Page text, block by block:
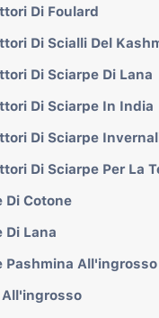
Di Foulard
Di Scialli Del
Di Sciarpe Di Lana
Di Sciarpe In India
Di Sciarpe
Di Sciarpe Per La
Di Cotone
Di Lana
Pashmina All'ingrosso